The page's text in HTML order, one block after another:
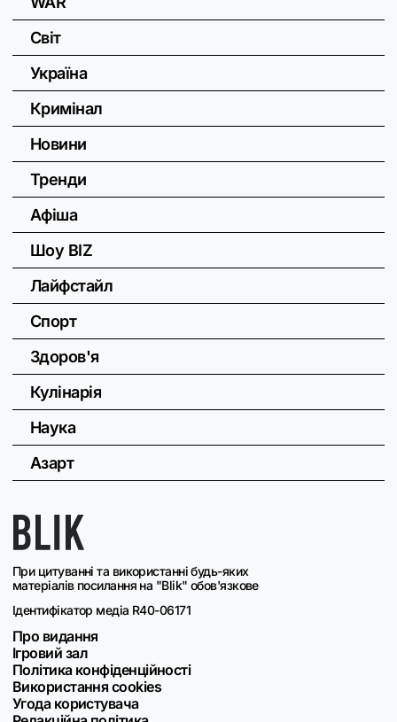
При цитуванні та використанні будь-яких
матеріалів посилання на "Blik" обов'язкове
Ідентифікатор медіа R40-06171
Про видання
Ігровий зал
Політика конфіденційності
Використання cookies
Угода користувача
Світ
Україна
Кримінал
Новини
Тренди
Афіша
Шоу BIZ
Лайфстайл
Спорт
Здоров'я
Кулінарія
Наука
Азарт